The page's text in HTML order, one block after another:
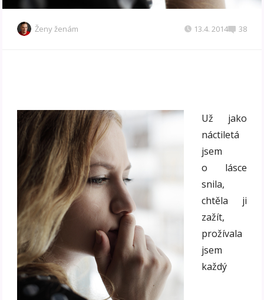
Ženy ženám 13.4. 2014 38
Už jako
náctiletá
jsem
o lásce
snila,
chtěla ji
zažít,
prožívala
jsem
každý